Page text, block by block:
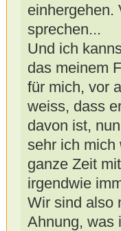
einhergehen.
sprechen...
Und ich
das meinem
für mich, vor
weiss, dass
davon ist,
sehr ich mich
ganze Zeit
irgendwie
Wir sind also
Ahnung, was